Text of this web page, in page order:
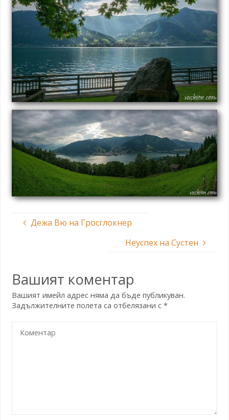
Дежа Вю на Гросглокнер
Неуспех на Сустен
Вашият коментар
Вашият имейл адрес няма да бъде публикуван.
Задължителните полета са отбелязани с*